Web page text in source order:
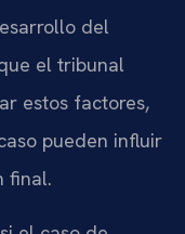
del
el tribunal
estos factores,
pueden influir
final.